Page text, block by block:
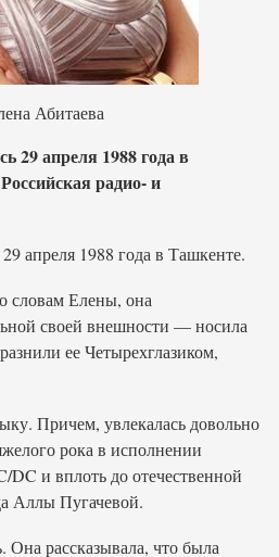
29 апреля 1988 года в
радио- и
апреля 1988 года в Ташкенте.
словам Елены, она
своей внешности — носила
ее Четырехглазиком,
Причем, увлекалась довольно
рока в исполнении
DC и вплоть до отечественной
Аллы Пугачевой.
рассказывала, что была